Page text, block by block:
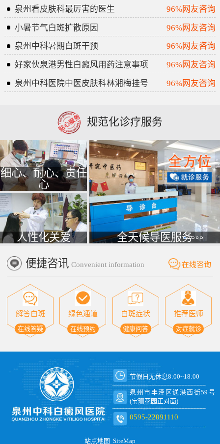
泉州看皮肤科最厉害的医生
96%网友咨询
小暑节气白斑扩散原因
96%网友咨询
泉州中科暑期白斑干预
96%网友咨询
好家伙泉港男性白癜风用药注意事项
96%网友咨询
泉州中科医院中医皮肤科林湘梅挂号
96%网友咨询
规范化诊疗服务
细心、耐心、责任
心
人性化关爱 全天候导医服务
便捷咨讯 Convenient information 在线咨询
解答白斑
在线答疑
绿色通道
在线预约
白斑症状
健康问答
推荐医师
对症就诊
节假日无休息8:00~18:00
泉州市丰泽区通港西街59号
(宝珊花园正对面)
0595-22091110
站点地图 SiteMap